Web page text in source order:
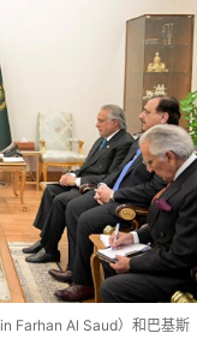
Farhan Al Saud）和巴基斯